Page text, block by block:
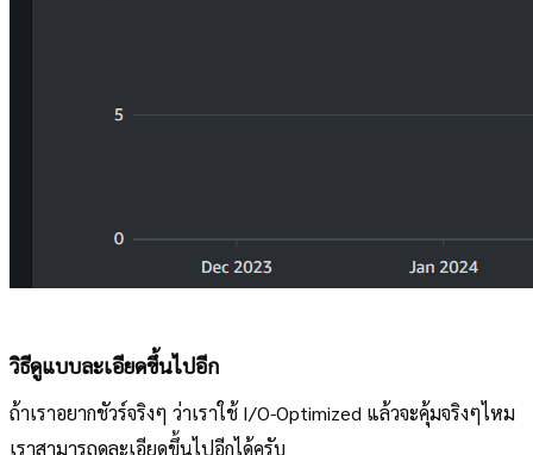
วิธีดูแบบละเอียดขึ้นไปอีก
ถ้าเราอยากชัวร์จริงๆ ว่าเราใช้ I/O-Optimized แล้วจะคุ้มจริงๆไหม
เราสามารถดูละเอียดขึ้นไปอีกได้ครับ